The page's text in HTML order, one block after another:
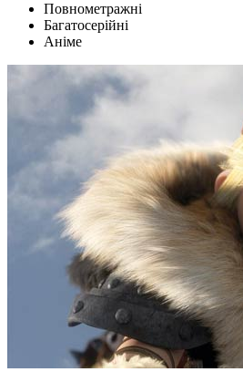
Повнометражні
Багатосерійні
Аніме